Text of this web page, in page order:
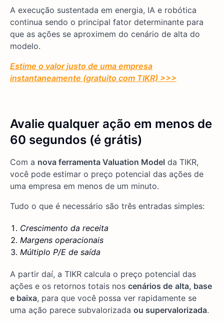
A execução sustentada em energia, IA e robótica
continua sendo o principal fator determinante para
que as ações se aproximem do cenário de alta do
modelo.
Estime o valor justo de uma empresa
instantaneamente (gratuito com TIKR) >>>
Avalie qualquer ação em menos de
60 segundos (é grátis)
Com a nova ferramenta Valuation Model da TIKR,
você pode estimar o preço potencial das ações de
uma empresa em menos de um minuto.
Tudo o que é necessário são três entradas simples:
Crescimento da receita
Margens operacionais
Múltiplo P/E de saída
A partir daí, a TIKR calcula o preço potencial das
ações e os retornos totais nos cenários de alta, base
e baixa, para que você possa ver rapidamente se
uma ação parece subvalorizada ou supervalorizada.